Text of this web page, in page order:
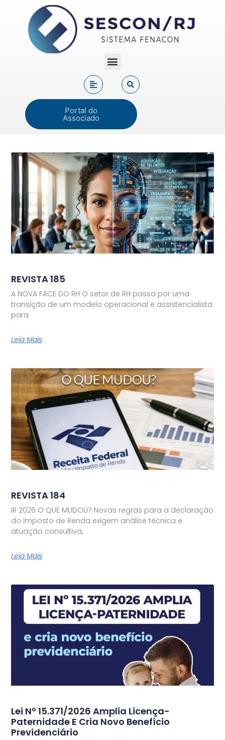
Portal do
Associado
REVISTA 185
A NOVA FACE DO RH O setor de RH passa por uma
transição de um modelo operacional e assistencialista
para
Leia Mais
REVISTA 184
IR 2026 O QUE MUDOU? Novas regras para a declaração
do Imposto de Renda exigem análise técnica e
atuação consultiva,
Leia Mais
Lei Nº 15.371/2026 Amplia Licença-
Paternidade E Cria Novo Benefício
Previdenciário